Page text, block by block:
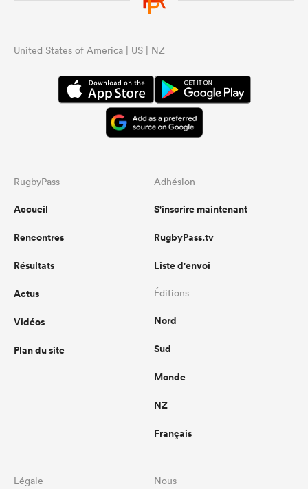
United States of America | US | NZ
RugbyPass
Accueil
Rencontres
Résultats
Actus
Vidéos
Plan du site
Adhésion
S'inscrire maintenant
RugbyPass.tv
Liste d'envoi
Éditions
Nord
Sud
Monde
NZ
Français
Légale
Nous